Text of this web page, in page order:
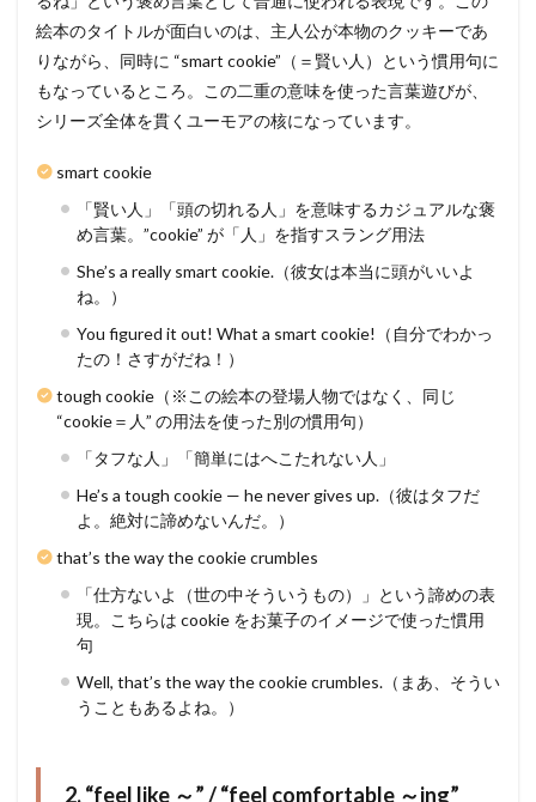
絵本のタイトルが面白いのは、主人公が本物のクッキーであ
りながら、同時に “smart cookie”（＝賢い人）という慣用句に
もなっているところ。この二重の意味を使った言葉遊びが、
シリーズ全体を貫くユーモアの核になっています。
smart cookie
「賢い人」「頭の切れる人」を意味するカジュアルな褒
め言葉。”cookie” が「人」を指すスラング用法
She’s a really smart cookie.（彼女は本当に頭がいいよ
ね。）
You figured it out! What a smart cookie!（自分でわかっ
たの！さすがだね！）
tough cookie（※この絵本の登場人物ではなく、同じ
“cookie＝人” の用法を使った別の慣用句）
「タフな人」「簡単にはへこたれない人」
He’s a tough cookie — he never gives up.（彼はタフだ
よ。絶対に諦めないんだ。）
that’s the way the cookie crumbles
「仕方ないよ（世の中そういうもの）」という諦めの表
現。こちらは cookie をお菓子のイメージで使った慣用
句
Well, that’s the way the cookie crumbles.（まあ、そうい
うこともあるよね。）
2. “feel like ～” / “feel comfortable ～ing”